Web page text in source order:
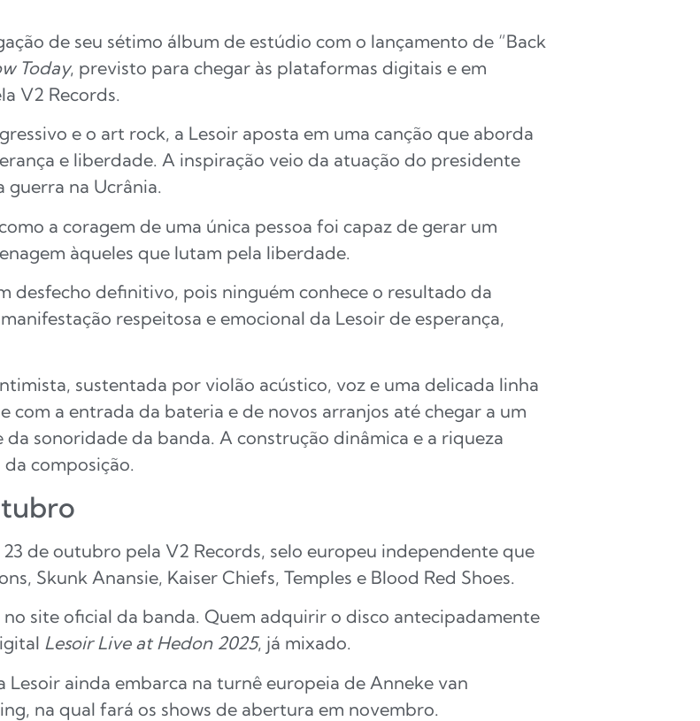
de seu sétimo álbum de estúdio com o lançamento de “Back
Today, previsto para chegar às plataformas digitais e em
V2 Records.
e o art rock, a Lesoir aposta em uma canção que aborda
e liberdade. A inspiração veio da atuação do presidente
na Ucrânia.
a coragem de uma única pessoa foi capaz de gerar um
àqueles que lutam pela liberdade.
desfecho definitivo, pois ninguém conhece o resultado da
respeitosa e emocional da Lesoir de esperança,
sustentada por violão acústico, voz e uma delicada linha
com a entrada da bateria e de novos arranjos até chegar a um
sonoridade da banda. A construção dinâmica e a riqueza
composição.
de outubro pela V2 Records, selo europeu independente que
Skunk Anansie, Kaiser Chiefs, Temples e Blood Red Shoes.
site oficial da banda. Quem adquirir o disco antecipadamente
Lesoir Live at Hedon 2025, já mixado.
ainda embarca na turnê europeia de Anneke van
na qual fará os shows de abertura em novembro.